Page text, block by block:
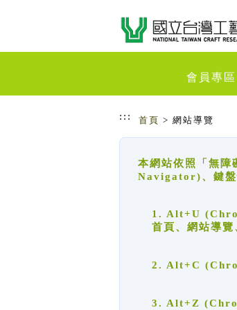
會員專區
::: 首頁 > 網站導覽
本網站依照「無
Navigator)、鍵盤
1. Alt+U
首頁、網站導覽
2. Alt+C
3. Alt+Z